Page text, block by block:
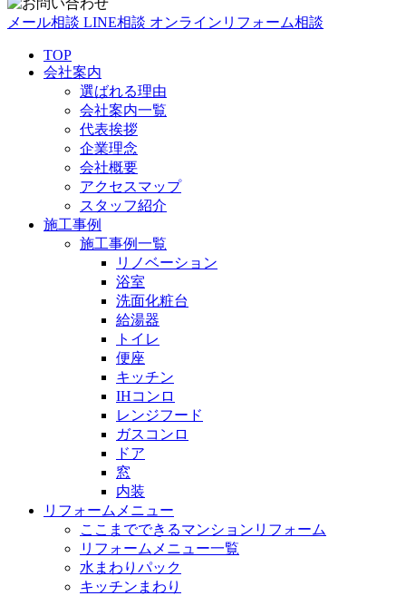
メール相談 LINE相談 オンラインリフォーム相談
TOP
会社案内
選ばれる理由
会社案内一覧
代表挨拶
企業理念
会社概要
アクセスマップ
スタッフ紹介
施工事例
施工事例一覧
リノベーション
浴室
洗面化粧台
給湯器
トイレ
便座
キッチン
IHコンロ
レンジフード
ガスコンロ
ドア
窓
内装
リフォームメニュー
ここまでできるマンションリフォーム
リフォームメニュー一覧
水まわりパック
キッチンまわり